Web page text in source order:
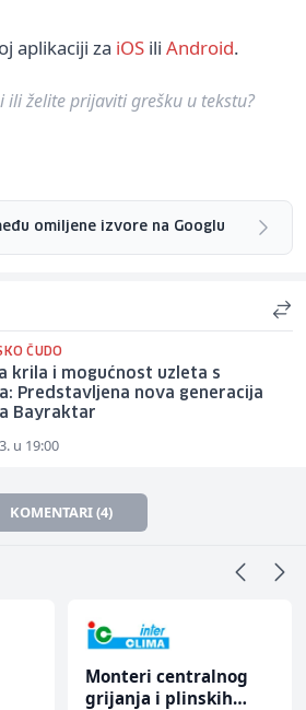
aplikaciji za iOS ili Android.
ili želite prijaviti grešku u tekstu?
omiljene izvore na Googlu
ČUDO
krila i mogućnost uzleta s
Predstavljena nova generacija
Bayraktar
u 19:00
KOMENTARI (4)
Monteri centralnog
grijanja i plinskih